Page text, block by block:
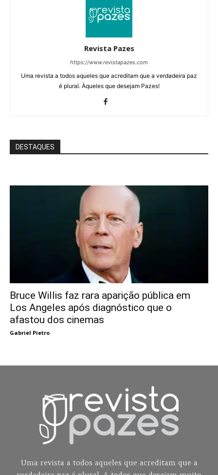
Revista Pazes
https://www.revistapazes.com
Uma revista a todos aqueles que acreditam que a verdadeira paz
é plural. Àqueles que desejam Pazes!
DESTAQUES
Bruce Willis faz rara aparição pública em
Los Angeles após diagnóstico que o
afastou dos cinemas
Gabriel Pietro
Uma revista a todos aqueles que acreditam que a